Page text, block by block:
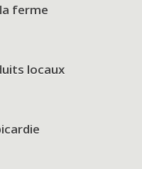
ferme
locaux